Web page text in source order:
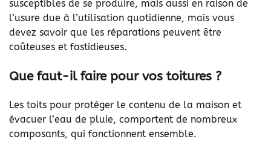
susceptibles de se produire, mais aussi en raison de
l’usure due à l’utilisation quotidienne, mais vous
devez savoir que les réparations peuvent être
coûteuses et fastidieuses.
Que faut-il faire pour vos toitures ?
Les toits pour protéger le contenu de la maison et
évacuer l’eau de pluie, comportent de nombreux
composants, qui fonctionnent ensemble.